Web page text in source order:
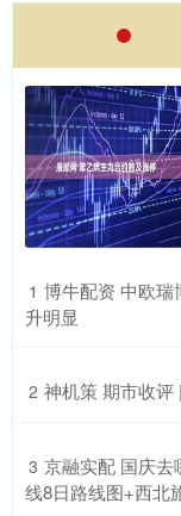
1 博牛配资 中欧瑞
升明显
2 神机策 期市收评
3 京融实配 国庆
线8日路线图+西北